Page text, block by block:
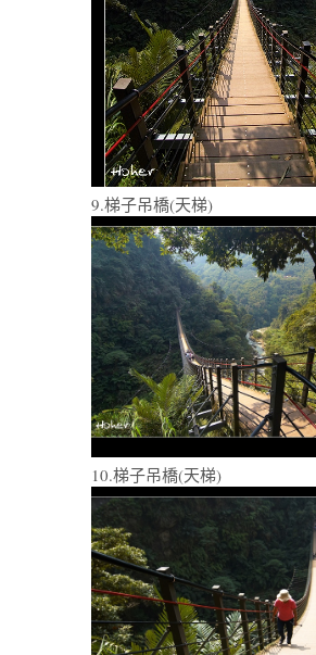
9.梯子吊橋(天梯)
10.梯子吊橋(天梯)